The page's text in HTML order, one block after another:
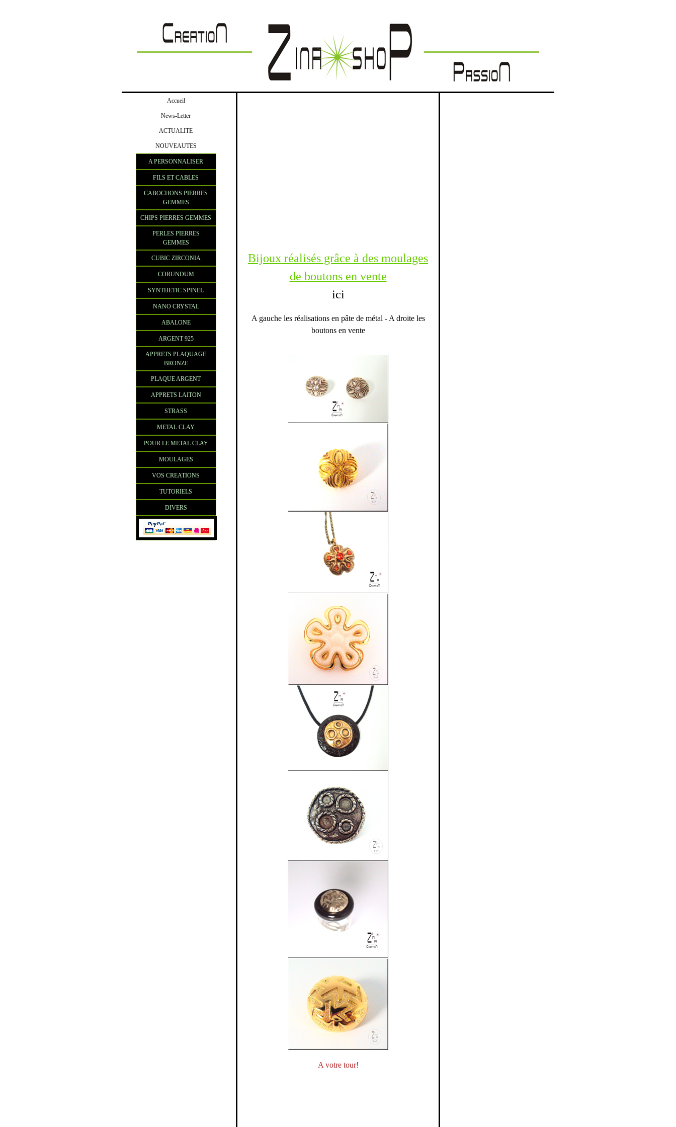
Accueil
News-Letter
ACTUALITE
NOUVEAUTES
A PERSONNALISER
FILS ET CABLES
CABOCHONS PIERRES
GEMMES
CHIPS PIERRES GEMMES
PERLES PIERRES
GEMMES
CUBIC ZIRCONIA
CORUNDUM
SYNTHETIC SPINEL
NANO CRYSTAL
ABALONE
ARGENT 925
APPRETS PLAQUAGE
BRONZE
PLAQUE ARGENT
APPRETS LAITON
STRASS
METAL CLAY
POUR LE METAL CLAY
MOULAGES
VOS CREATIONS
TUTORIELS
DIVERS
Bijoux réalisés grâce à des moulages
de boutons en vente
ici
A gauche les réalisations en pâte de métal - A droite les
boutons en vente
A votre tour!